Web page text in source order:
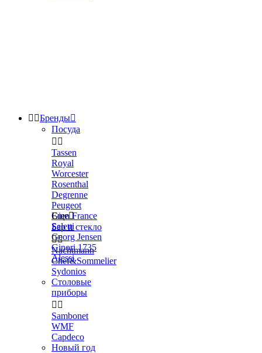
 Бренды
Посуда
 
Tassen
Royal
Worcester
Rosenthal
Degrenne
Peugeot
Gien France
Seletti
Georg Jensen
Ginori 1735
Alessi
Еще
Бар и стекло

Nachtmann
Chef&Sommelier
Sydonios
Столовые
приборы
 
Sambonet
WMF
Capdeco
Новый год